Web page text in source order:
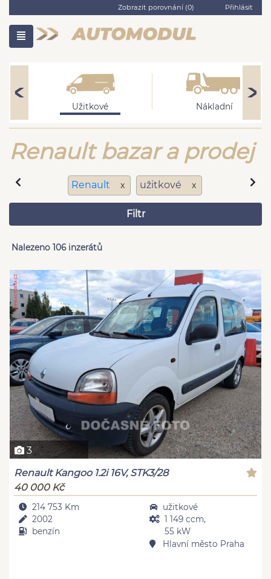
Zobrazit porovnání (0) Přihlásit
Užitkové Nákladní
Renault bazar a prodej
Renault x užitkové x
Filtr
Nalezeno 106 inzerátů
3
Renault Kangoo 1.2i 16V, STK3/28
40 000 Kč
214 753 Km
2002
benzín
užitkové
1 149 ccm,
55 kW
Hlavní město Praha